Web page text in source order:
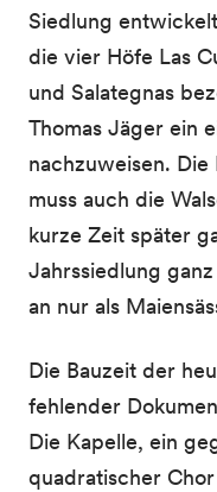
Siedlung
die vier Höfe Las
und Salategnas
Thomas Jäger ein
nachzuweisen.
muss auch die
kurze Zeit später
Jahrssiedlung
an nur als
Die Bauzeit der
fehlender
Die Kapelle, ein
quadratischer